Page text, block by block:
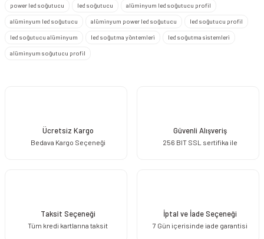
Ürün bilgilerinde hatalar bulunuyor.
power led soğutucu
led soğutucu alüminyum led soğutucu profil
alüminyum led soğutucu alüminyum power led soğutucu led soğutucu profil
led soğutucu alüminyum led soğutma yöntemleri led soğutma sistemleri
alüminyum soğutucu profil
Ücretsiz Kargo
Bedava Kargo Seçeneği
Güvenli Alışveriş
256 BIT SSL sertifika ile
Taksit Seçeneği
Tüm kredi kartlarına taksit
İptal ve İade Seçeneği
7 Gün içerisinde iade garantisi